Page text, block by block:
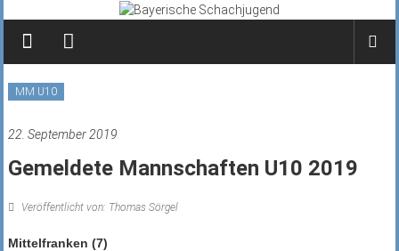
springen
MM U10
22. September 2019
Gemeldete Mannschaften U10 2019
Veröffentlicht von: Thomas Sörgel
Mittelfranken (7)